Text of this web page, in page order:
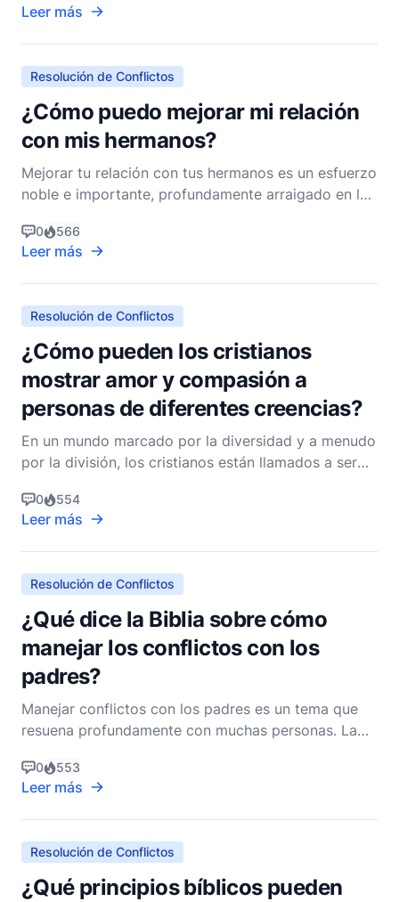
cristiano. A medida que exploramos este tema, es
esencial considerar la narrativa bíblica más amplia y
las enseñanza
Leer más
Resolución de Conflictos
¿Cómo puedo mejorar mi relación
con mis hermanos?
Mejorar tu relación con tus hermanos es un esfuerzo
noble e importante, profundamente arraigado en los
sabiduría profunda sobre cómo fomentar el amor, la
unidad y la reconciliación dentro de las familias.
Como pastor cristiano no denominacional,
0 566
Leer más
Resolución de Conflictos
¿Cómo pueden los cristianos
mostrar amor y compasión a
personas de diferentes creencias?
En un mundo marcado por la diversidad y a menudo
por la división, los cristianos están llamados a ser
de Cristo a todas las personas, independientemente
de sus creencias. Este llamado no es meramente
una sugerencia, sino un mandato arraigado en la ese
0 554
Leer más
Resolución de Conflictos
¿Qué dice la Biblia sobre cómo
manejar los conflictos con los
padres?
Manejar conflictos con los padres es un tema que
resuena profundamente con muchas personas. La
asunto, enfatizando la importancia de mantener
relaciones marcadas por el respeto, el amor y la
comprensión. Como pastor cristiano no
denominacional, me gust
0 553
Leer más
Resolución de Conflictos
¿Qué principios bíblicos pueden